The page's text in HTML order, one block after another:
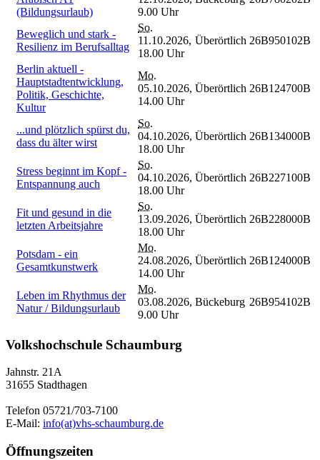
(Bildungsurlaub)
9.00 Uhr
Beweglich und stark -
Resilienz im Berufsalltag
So.
11.10.2026,
18.00 Uhr
Überörtlich 26B950102B
Berlin aktuell -
Hauptstadtentwicklung,
Politik, Geschichte,
Kultur
Mo.
05.10.2026,
14.00 Uhr
Überörtlich 26B124700B
...und plötzlich spürst du,
dass du älter wirst
So.
04.10.2026,
18.00 Uhr
Überörtlich 26B134000B
Stress beginnt im Kopf -
Entspannung auch
So.
04.10.2026,
18.00 Uhr
Überörtlich 26B227100B
Fit und gesund in die
letzten Arbeitsjahre
So.
13.09.2026,
18.00 Uhr
Überörtlich 26B228000B
Potsdam - ein
Gesamtkunstwerk
Mo.
24.08.2026,
14.00 Uhr
Überörtlich 26B124000B
Leben im Rhythmus der
Natur / Bildungsurlaub
Mo.
03.08.2026,
9.00 Uhr
Bückeburg 26B954102B
Volkshochschule Schaumburg
Jahnstr. 21A
31655 Stadthagen
Telefon 05721/703-7100
E-Mail: info(at)vhs-schaumburg.de
Öffnungszeiten